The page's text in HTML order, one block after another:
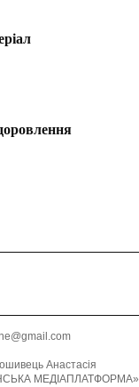
Анастасія
МЕДІАПЛАТФОРМА»